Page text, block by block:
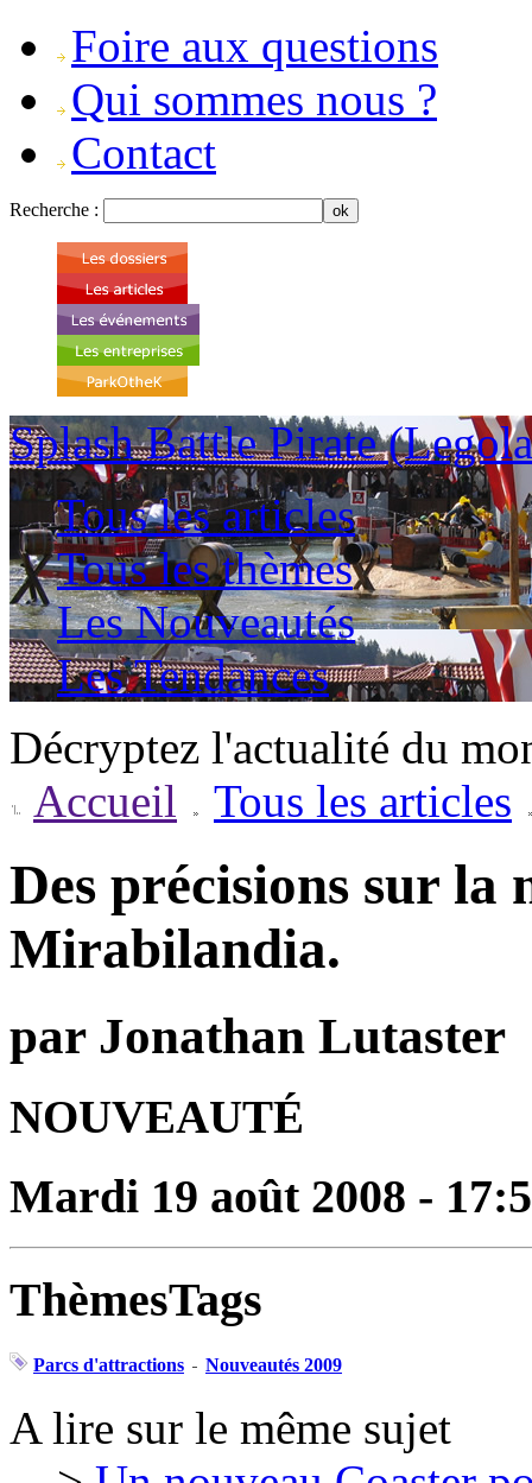
Foire aux questions
Qui sommes nous ?
Contact
Recherche :
Splash Battle Pirate
Tous les articles
Tous les thèmes
Les Nouveautés
Les Tendances
Décryptez l'actualité du
Accueil
Tous les articles
Des précisions sur la
Mirabilandia.
par Jonathan Lutaster
NOUVEAUTÉ
Mardi 19 août 2008 -
ThèmesTags
Parcs d'attractions Nouveautés 2009
A lire sur le même sujet